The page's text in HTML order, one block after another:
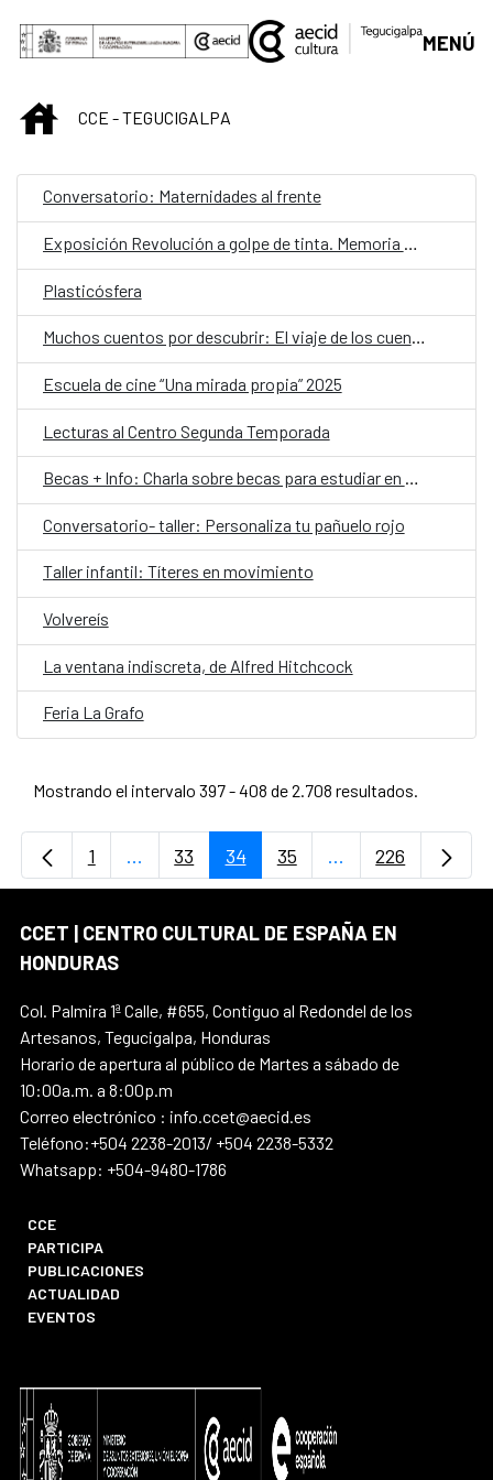
Saltar al contenido principal
MENÚ
INICIOCCE - TEGUCIGALPA
Conversatorio: Maternidades al frente
Exposición Revolución a golpe de tinta. Memoria histórica en viñetas
Plasticósfera
Muchos cuentos por descubrir: El viaje de los cuentos
Escuela de cine “Una mirada propia” 2025
Lecturas al Centro Segunda Temporada
Becas + Info: Charla sobre becas para estudiar en el extranjero
Conversatorio- taller: Personaliza tu pañuelo rojo
Taller infantil: Títeres en movimiento
Volvereís
La ventana indiscreta, de Alfred Hitchcock
Feria La Grafo
Mostrando el intervalo 397 - 408 de 2.708 resultados.
Página
1 ...Páginas intermedias Use TAB para
Página
33 Página
34 Página
35 ...PáginasPágina
226
CCET | CENTRO CULTURAL DE ESPAÑA EN
HONDURAS
Col. Palmira 1ª Calle, #655, Contiguo al Redondel de los
Artesanos, Tegucigalpa, Honduras
Horario de apertura al público de Martes a sábado de
10:00a.m. a 8:00p.m
Correo electrónico : info.ccet@aecid.es
Teléfono:+504 2238-2013/ +504 2238-5332
Whatsapp: +504-9480-1786
CCE
PARTICIPA
PUBLICACIONES
ACTUALIDAD
EVENTOS